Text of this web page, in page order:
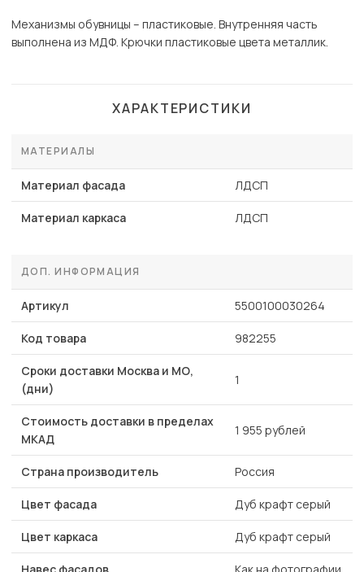
Механизмы обувницы – пластиковые. Внутренняя часть
выполнена из МДФ. Крючки пластиковые цвета металлик.
ХАРАКТЕРИСТИКИ
МАТЕРИАЛЫ
Материал фасада ЛДСП
Материал каркаса ЛДСП
ДОП. ИНФОРМАЦИЯ
Артикул 5500100030264
Код товара 982255
Сроки доставки Москва и МО,
(дни)
1
Стоимость доставки в пределах
МКАД
1 955 рублей
Страна производитель Россия
Цвет фасада Дуб крафт серый
Цвет каркаса Дуб крафт серый